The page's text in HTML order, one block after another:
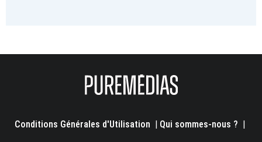
Conditions Générales d'Utilisation | Qui sommes-nous ? |